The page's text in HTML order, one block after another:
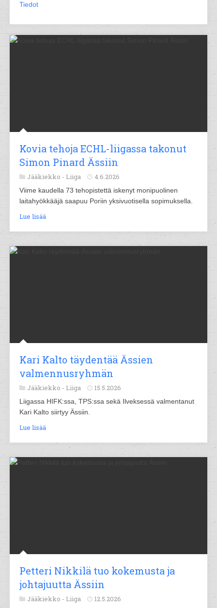
Tiedot
Kovia tehoja ECHL-liigassa takonut
Simon Pinard Ässiin
Jääkiekko - Liiga 4.6.2026
Viime kaudella 73 tehopistettä iskenyt monipuolinen
laitahyökkääjä saapuu Poriin yksivuotisella sopimuksella.
Lue lisää
Kari Kalto täydentää Ässien
valmennusryhmän
Jääkiekko - Liiga 15.5.2026
Liigassa HIFK:ssa, TPS:ssa sekä Ilveksessä valmentanut
Kari Kalto siirtyy Ässiin.
Lue lisää
Petteri Nikkilä tuo kokemusta ja
johtajuutta Ässiin
Jääkiekko - Liiga 12.5.2026